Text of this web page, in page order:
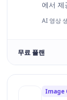
에서 제
AI 영상
무료 플랜
Image